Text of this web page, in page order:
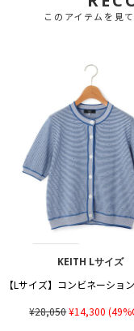
このアイテムを見
KEITH Lサイズ
¥28,050¥14,300